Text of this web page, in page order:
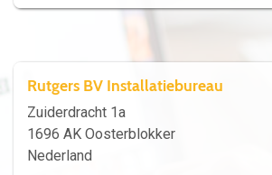
Rutgers BV Installatiebureau
Zuiderdracht 1a
1696 AK Oosterblokker
Nederland